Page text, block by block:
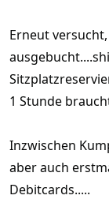
Erneut
1 Stunde
Inzwischen
aber auch
Debitcards.....